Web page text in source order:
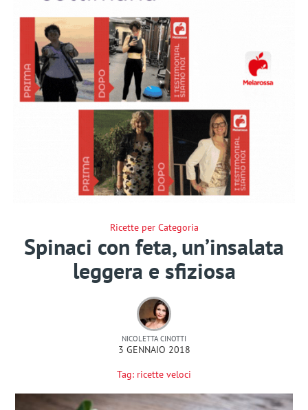
Ricette per Categoria
Spinaci con feta, un’insalata
leggera e sfiziosa
NICOLETTA CINOTTI
3 GENNAIO 2018
Tag: ricette veloci